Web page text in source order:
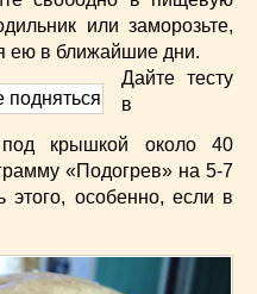
или заморозьте,
ею в ближайшие дни.
Дайте тесту
в
под крышкой около 40
«Подогрев» на 5-7
особенно, если в